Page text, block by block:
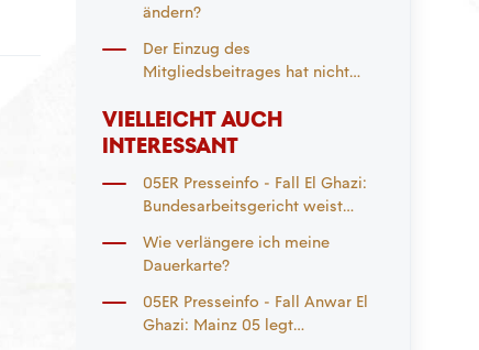
ändern?
Der Einzug des
Mitgliedsbeitrages hat nicht
VIELLEICHT AUCH
INTERESSANT
05ER Presseinfo - Fall El Ghazi:
Bundesarbeitsgericht weist
zurück
Wie verlängere ich meine
Dauerkarte?
05ER Presseinfo - Fall Anwar El
Ghazi: Mainz 05 legt